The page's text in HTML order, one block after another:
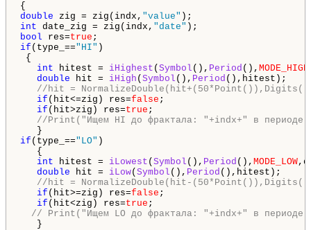
double zig = zig(indx, "value"
int date_zig = zig(indx, "date"
bool res=true
if (type_=="HI" )
{
int hitest = iHighest ( Symbol (), Period (), MODE_HIGH
double hit = iHigh ( Symbol (), Period (),hitest);
//hit =
if (hit<=zig) res=false ;
if (hit>zig) res=true ;
//Print("Ищем HI до фрактала: "+indx+" в
if (type_=="LO" )
{
int hitest = iLowest ( Symbol (), Period (), MODE_LOW
double hit = iLow( Symbol (), Period (),hitest);
//hit = NormalizeDouble(hit-
if (hit>=zig) res=false ;
if (hit<zig) res=true ;
// Print("Ищем LO до фрактала: "+indx+" в
}